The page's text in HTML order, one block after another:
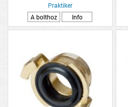
Praktiker
A bolthoz
Info